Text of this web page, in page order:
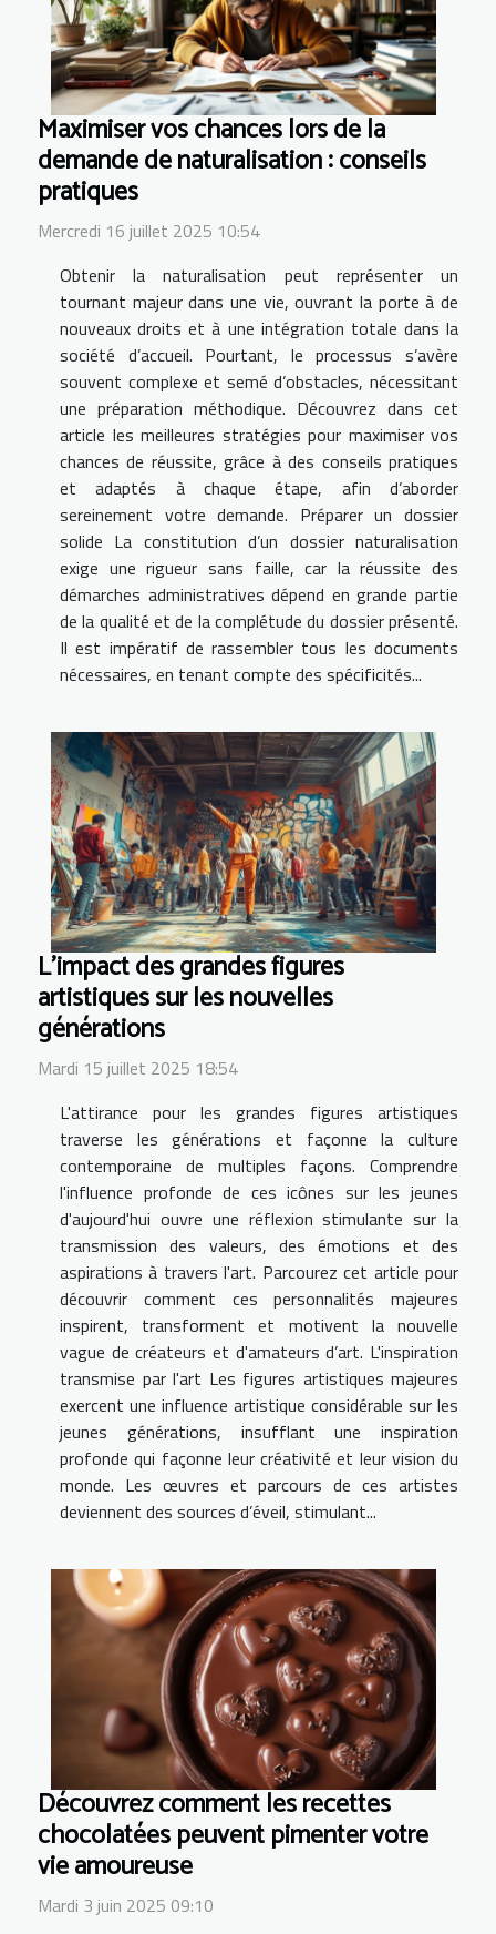
Maximiser vos chances lors de la
demande de naturalisation : conseils
pratiques
Mercredi 16 juillet 2025 10:54
Obtenir la naturalisation peut représenter un
tournant majeur dans une vie, ouvrant la porte à de
nouveaux droits et à une intégration totale dans la
société d’accueil. Pourtant, le processus s’avère
souvent complexe et semé d’obstacles, nécessitant
une préparation méthodique. Découvrez dans cet
article les meilleures stratégies pour maximiser vos
chances de réussite, grâce à des conseils pratiques
et adaptés à chaque étape, afin d’aborder
sereinement votre demande. Préparer un dossier
solide La constitution d’un dossier naturalisation
exige une rigueur sans faille, car la réussite des
démarches administratives dépend en grande partie
de la qualité et de la complétude du dossier présenté.
Il est impératif de rassembler tous les documents
nécessaires, en tenant compte des spécificités...
L'impact des grandes figures
artistiques sur les nouvelles
générations
Mardi 15 juillet 2025 18:54
L'attirance pour les grandes figures artistiques
traverse les générations et façonne la culture
contemporaine de multiples façons. Comprendre
l'influence profonde de ces icônes sur les jeunes
d'aujourd'hui ouvre une réflexion stimulante sur la
transmission des valeurs, des émotions et des
aspirations à travers l'art. Parcourez cet article pour
découvrir comment ces personnalités majeures
inspirent, transforment et motivent la nouvelle
vague de créateurs et d'amateurs d’art. L'inspiration
transmise par l'art Les figures artistiques majeures
exercent une influence artistique considérable sur les
jeunes générations, insufflant une inspiration
profonde qui façonne leur créativité et leur vision du
monde. Les œuvres et parcours de ces artistes
deviennent des sources d’éveil, stimulant...
Découvrez comment les recettes
chocolatées peuvent pimenter votre
vie amoureuse
Mardi 3 juin 2025 09:10